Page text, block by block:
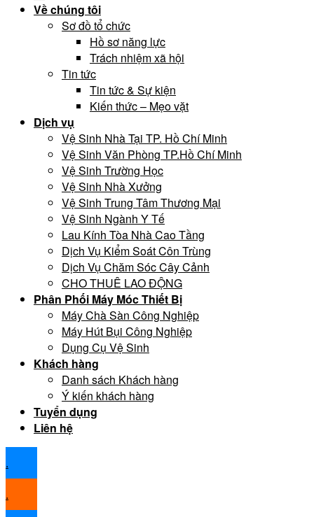
Về chúng tôi
Sơ đồ tổ chức
Hồ sơ năng lực
Trách nhiệm xã hội
Tin tức
Tin tức & Sự kiện
Kiến thức – Mẹo vặt
Dịch vụ
Vệ Sinh Nhà Tại TP. Hồ Chí Minh
Vệ Sinh Văn Phòng TP.Hồ Chí Minh
Vệ Sinh Trường Học
Vệ Sinh Nhà Xưởng
Vệ Sinh Trung Tâm Thương Mại
Vệ Sinh Ngành Y Tế
Lau Kính Tòa Nhà Cao Tầng
Dịch Vụ Kiểm Soát Côn Trùng
Dịch Vụ Chăm Sóc Cây Cảnh
CHO THUÊ LAO ĐỘNG
Phân Phối Máy Móc Thiết Bị
Máy Chà Sàn Công Nghiệp
Máy Hút Bụi Công Nghiệp
Dụng Cụ Vệ Sinh
Khách hàng
Danh sách Khách hàng
Ý kiến khách hàng
Tuyển dụng
Liên hệ
.
.